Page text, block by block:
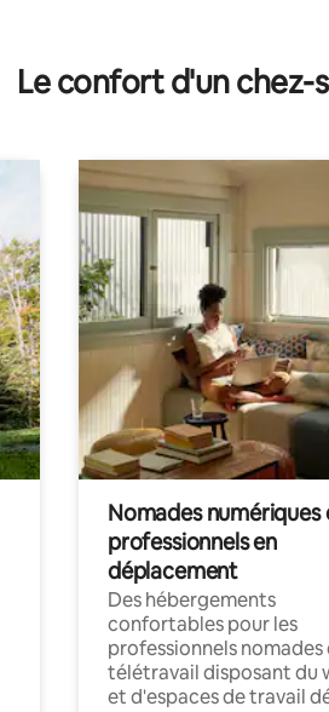
Le confort d'un chez-
Nomades numériques
professionnels en
déplacement
Des hébergements
confortables pour les
professionnels nomades
télétravail disposant du
et d'espaces de travail